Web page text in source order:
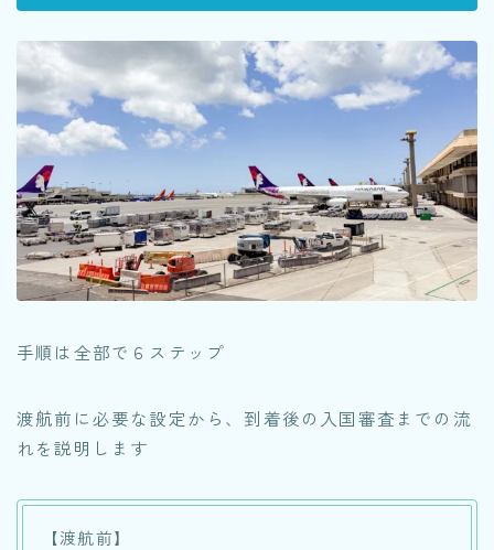
手順は全部で６ステップ
渡航前に必要な設定から、到着後の入国審査までの流
れを説明します
【渡航前】